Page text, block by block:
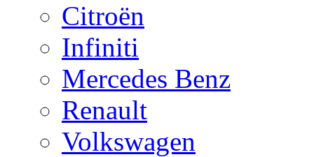
Citroën
Infiniti
Mercedes Benz
Renault
Volkswagen